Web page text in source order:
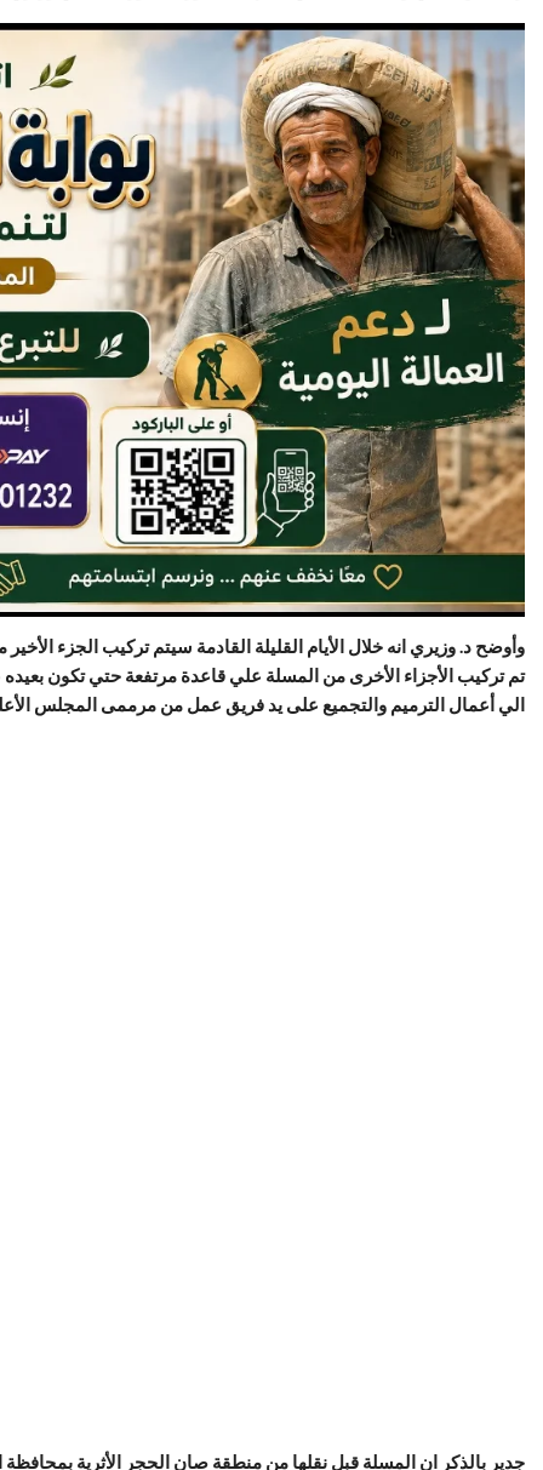
وأوضح د. وزيري انه خلال الأيام القليلة القادمة سيتم تركيب الجزء
تم تركيب الأجزاء الأخرى من المسلة علي قاعدة مرتفعة حتي تكون
الي أعمال الترميم والتجميع على يد فريق عمل من مرممى المجلس
جدير بالذكر ان المسلة قبل نقلها من منطقة صان الحجر الأثرية